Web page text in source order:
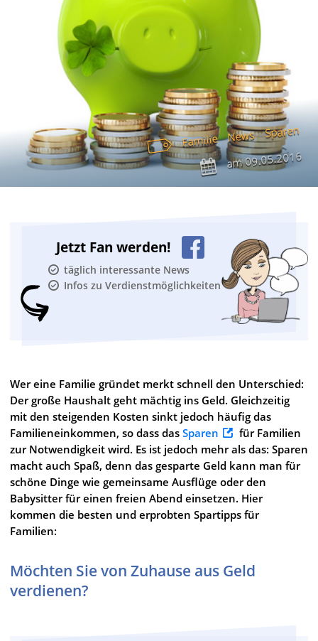
Familie News Sparen
am09.05.2016
Jetzt Fan werden!
täglich interessante News
Infos zu Verdienstmöglichkeiten
Wer eine Familie gründet merkt schnell den Unterschied:
Der große Haushalt geht mächtig ins Geld. Gleichzeitig
mit den steigenden Kosten sinkt jedoch häufig das
Familieneinkommen, so dass das Sparen
für Familien
zur Notwendigkeit wird. Es ist jedoch mehr als das: Sparen
macht auch Spaß, denn das gesparte Geld kann man für
schöne Dinge wie gemeinsame Ausflüge oder den
Babysitter für einen freien Abend einsetzen. Hier
kommen die besten und erprobten Spartipps für
Familien:
Möchten Sie von Zuhause aus Geld
verdienen?